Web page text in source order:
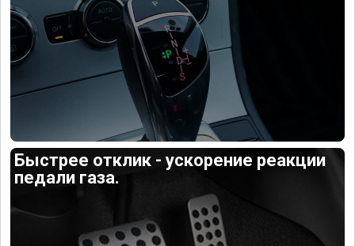
Быстрее отклик - ускорение реакции
педали газа.